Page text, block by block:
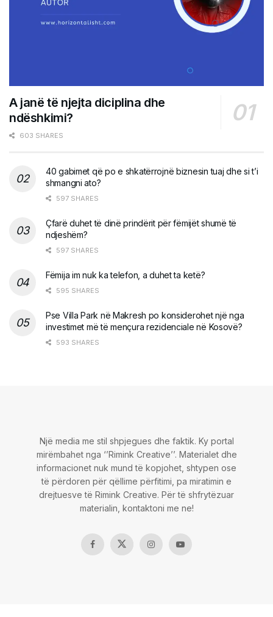
A janë të njejta diciplina dhe
ndëshkimi?
603 SHARES
40 gabimet që po e shkatërrojnë biznesin tuaj dhe si t’i
shmangni ato?
597 SHARES
Çfarë duhet të dinë prindërit për fëmijët shumë të
ndjeshëm?
597 SHARES
Fëmija im nuk ka telefon, a duhet ta ketë?
595 SHARES
Pse Villa Park në Makresh po konsiderohet një nga
investimet më të mençura rezidenciale në Kosovë?
593 SHARES
Një media me stil shpjegues dhe faktik. Ky portal
mirëmbahet nga ‘’Rimink Creative’’. Materialet dhe
informacionet nuk mund të kopjohet, shtypen ose
të përdoren për qëllime përfitimi, pa miratimin e
drejtuesve të Rimink Creative. Për të shfrytëzuar
materialin, kontaktoni me ne!